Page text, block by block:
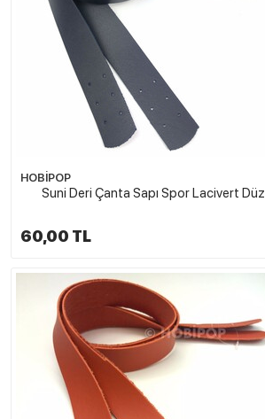
HOBİPOP
Suni Deri Çanta Sapı Spor Lacivert Düz
60,00 TL